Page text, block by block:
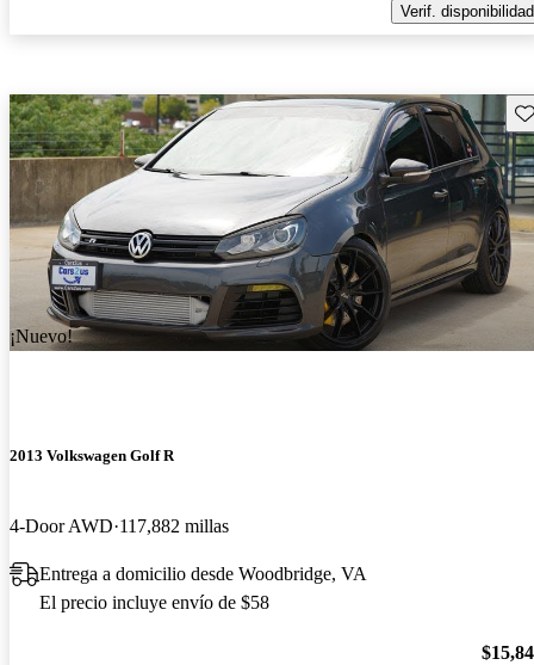
Verif. disponibilidad
¡Nuevo!
2013 Volkswagen Golf R
4-Door AWD 117,882 millas
Entrega a domicilio desde Woodbridge, VA
El precio incluye envío de $58